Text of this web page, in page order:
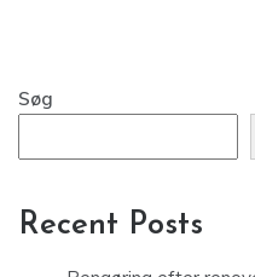
Søg
Recent Posts